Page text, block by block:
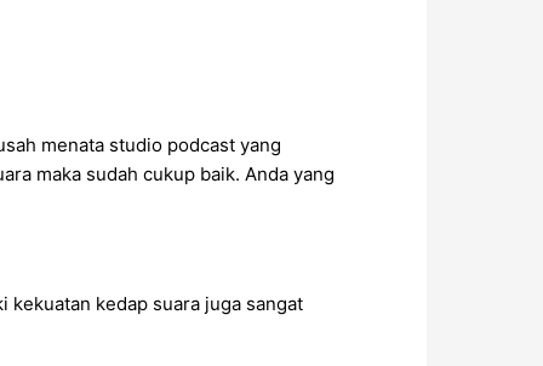
menata studio podcast yang
maka sudah cukup baik. Anda yang
kekuatan kedap suara juga sangat